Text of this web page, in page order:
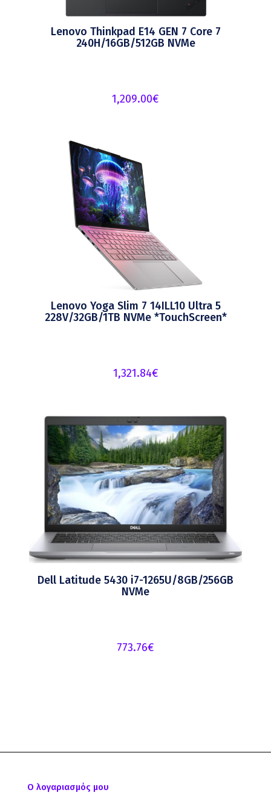
Lenovo Thinkpad E14 GEN 7 Core 7
240H/16GB/512GB NVMe
1,209.00€
Lenovo Yoga Slim 7 14ILL10 Ultra 5
228V/32GB/1TB NVMe *TouchScreen*
1,321.84€
Dell Latitude 5430 i7-1265U/8GB/256GB
NVMe
773.76€
Ο λογαριασμός μου